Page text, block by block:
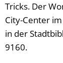
Tricks. Der
City-Center
in der
9160.